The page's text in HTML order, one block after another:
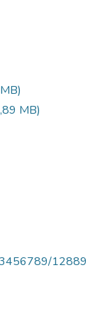
MB)
12889